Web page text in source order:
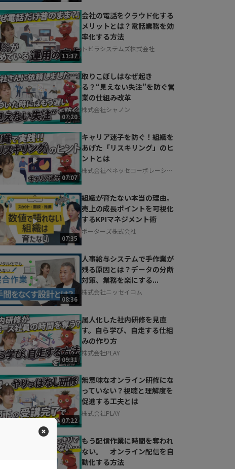
11:37
会社の電話をクラウド化する
メリットとは？電話業務を効
率化する方法
トビラシステムズ株式会社
07:20
取りこぼしはなぜ起き
る？“見えない失注”を防ぐ営
業の仕組み改革
株式会社シャノン
07:07
キャリア迷子を防ぐ！組織を
あげた「リスキリング」のヒ
ントとは
株式会社ベネッセコーポレーショ
07:35
組織が育たない本当の理由。
売上の成長ポイントを可視化
するKPIマネジメント術
ポーターズ株式会社
08:36
人事給与システムで手作業が
残る原因とは？データの分断
対策、業務を楽にする...
株式会社ニッセイコム
09:31
属人化した社内研修を見直
す。自ら学び、自走する仕組
みの作り方
株式会社PLAY
07:22
無意味なオンライン研修にな
っていない？視聴と理解度を
促進する工夫とは
株式会社PLAY
もう配信作業に時間を奪われ
ない。 オンライン配信を自
動化する方法